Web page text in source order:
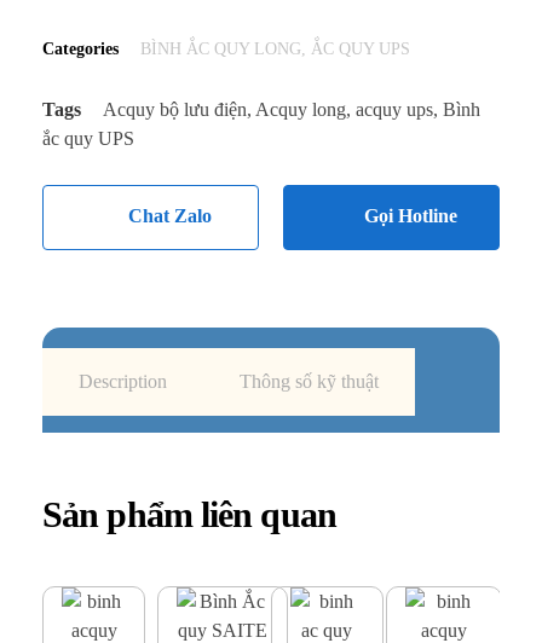
Categories BÌNH ẮC QUY LONG, ẮC QUY UPS
Tags Acquy bộ lưu điện, Acquy long, acquy ups, Bình
ắc quy UPS
Chat Zalo Gọi Hotline
Description Thông số kỹ thuật
Sản phẩm liên quan